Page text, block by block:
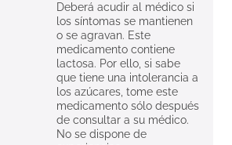
Deberá acudir al médico si
los síntomas se mantienen
o se agravan. Este
medicamento contiene
lactosa. Por ello, si sabe
que tiene una intolerancia a
los azúcares, tome este
medicamento sólo después
de consultar a su médico.
No se dispone de